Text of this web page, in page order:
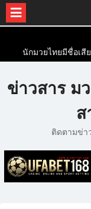
นักมวยไทยมีชื่อเสี
นักมวยไทยชื่อดัง
ข่าวมวยไทยโครต
ข่าวสา
ข่าวสาร ม
ส
ติดตามข่า